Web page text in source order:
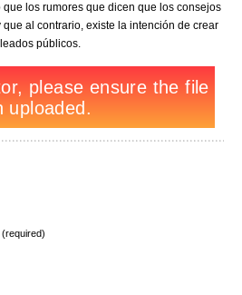
los rumores que dicen que los consejos
al contrario, existe la intención de crear
públicos.